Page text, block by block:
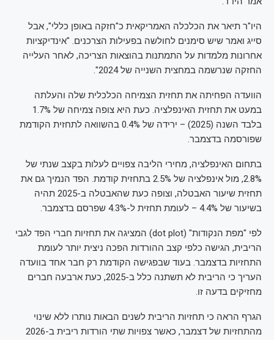
היו"ר תיאר את הכלכלה האמריקאית כ"חזקה באופן כללי", אבל
סייג ואמר שיש סימנים לחולשה בפעילות הצרכנים. "אינדיקציות
אחרונות מלמדות על התמתנות בהוצאות הצריכה, לאחר העלייה
החזקה שנרשמה במחצית השנייה של 2024".
הוועדה הפחיתה את תחזית הצמיחה הכלכלית שלה והעלתה
במעט את תחזית האינפלציה. כעת היא צופה צמיחה של 1.7%
בלבד השנה (2025) – ירידה של 0.4% בהשוואה לתחזית הקודמת
שפורסמה בדצמבר.
בתחום האינפלציה, מחירי הליבה צפויים לעלות בקצב שנתי של
2.8%, מול אינפלציה של 2.5% בתחזית קודמת. הפד הנמיך גם את
תחזית שיעור האבטלה, וצופה כעת שהאבטלה ב-2025 תהיה
בשיעור של 4.4% – לעומת תחזית ל-4.3% שפרסם בדצמבר.
לפי "מפת הנקודות" (dot plot) המציגה את תחזיות חברי הפד לגבי
הריבית, הגישה כלפי קצב ההורדות הפכה ניצית יותר לעומת
התחזיות בדצמבר. בעוד שבפגישה הקודמת רק חבר אחד בוועדה
העריך כי הריבית לא תשתנה כלל ב-2025, כעת ארבעה חברים
מחזיקים בדעה זו.
הגרף הראה כי תחזיות הריבית לשנים הבאות נותרו ללא שינוי
מהתחזיות של דצמבר, כאשר צפויות שתי הורדות ריבית ב-2026